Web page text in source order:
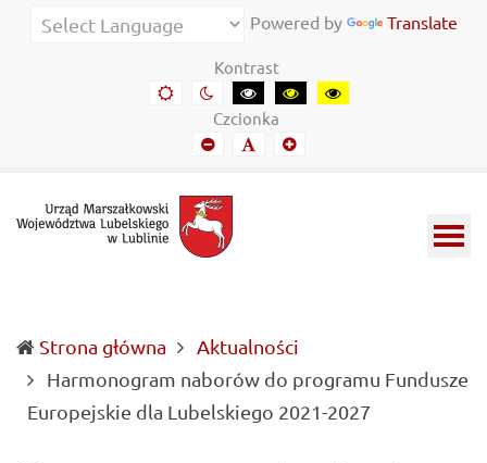
Urząd
Informacje
Lubelszczyźnie
Powered by Translate
Kontrast
Domyślny
kontrast
Kontrast
nocny
Kontrast
czarny-
biały
Kontrast
czarny-
Kontrast
żółto-
Czcionka
Mniejszy
font
Domyślny
font
Mniejszy
Strona główna
Aktualności
Harmonogram naborów do programu Fundusze
Europejskie dla Lubelskiego 2021-2027